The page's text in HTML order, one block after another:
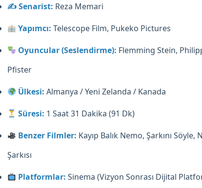
✍️ Senarist: Reza Memari
Yapımcı: Telescope Film, Pukeko Pictures
Oyuncular (Seslendirme): Flemming Stein,
Pfister
Ülkesi: Almanya / Yeni Zelanda / Kanada
Süresi: 1 Saat 31 Dakika (91 Dk)
Benzer Filmler: Kayıp Balık Nemo, Şarkını
Şarkısı
Platformlar: Sinema (Vizyon Sonrası Dijital